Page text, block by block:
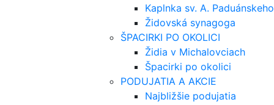
Kaplnka sv. A. Paduánskeho
Židovská synagoga
ŠPACIRKI PO OKOLICI
Židia v Michalovciach
Špacirki po okolici
PODUJATIA A AKCIE
Najbližšie podujatia